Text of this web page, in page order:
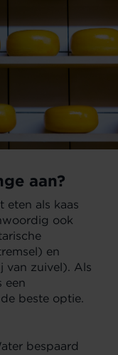
aan?
eten als kaas
ook
en
van zuivel). Als
een
beste optie.
bespaard